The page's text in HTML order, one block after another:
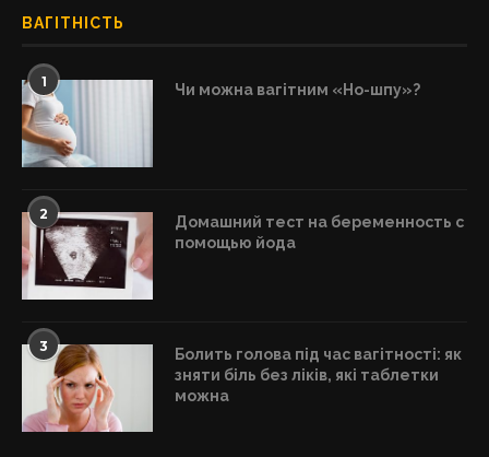
ВАГІТНІСТЬ
1 Чи можна вагітним «Но-шпу»?
2
Домашний тест на беременность с
помощью йода
3
Болить голова під час вагітності: як
зняти біль без ліків, які таблетки
можна